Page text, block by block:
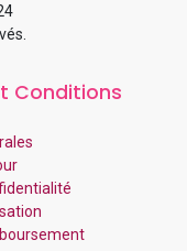
Conditions